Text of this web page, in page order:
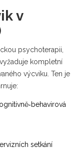
v
psychoterapii
kompletní
výcviku. Ten je
setkání